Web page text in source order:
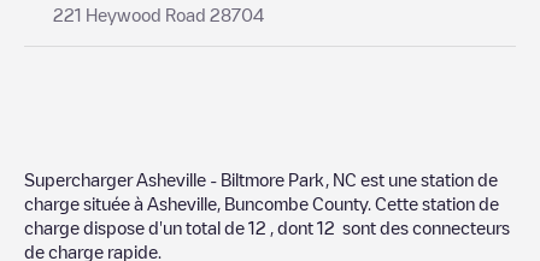
221 Heywood Road 28704
Supercharger Asheville - Biltmore Park, NC est une station de
charge située à Asheville Buncombe County. Cette station de
charge dispose d'un total de 12 , dont 12 sont des connecteurs
de charge rapide.